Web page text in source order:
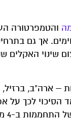
והטמפרטורה
אך גם
– ארה"ב, ברזיל,
הסיכוי לכך